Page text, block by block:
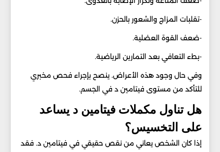
-تقلبات المزاج والشعور بالحزن.
-ضعف القوة العضلية.
-بطء التعافي بعد التمارين الرياضية.
وفي حال وجود هذه الأعراض. ينصح بإجراء فحص مخبري
للتأكد من مستوى فيتامين د في الجسم.
هل تناول مكملات فيتامين د يساعد
على التخسيس؟
إذا كان الشخص يعاني من نقص حقيقي في فيتامين د. فقد